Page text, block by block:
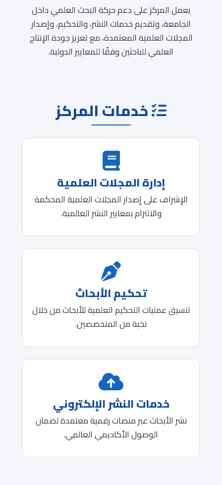
يعمل المركز على دعم حركة البحث العلمي داخل
الجامعة، وتقديم خدمات النشر، والتحكيم، وإصدار
المجلات العلمية المعتمدة، مع تعزيز جودة الإنتاج
العلمي للباحثين وفقًا للمعايير الدولية.
خدمات المركز
إدارة المجلات العلمية
الإشراف على إصدار المجلات العلمية المحكمة
والالتزام بمعايير النشر العالمية.
تحكيم الأبحاث
تنسيق عمليات التحكيم العلمية للأبحاث من خلال
نخبة من المتخصصين.
خدمات النشر الإلكتروني
نشر الأبحاث عبر منصات رقمية معتمدة لضمان
الوصول الأكاديمي العالمي.